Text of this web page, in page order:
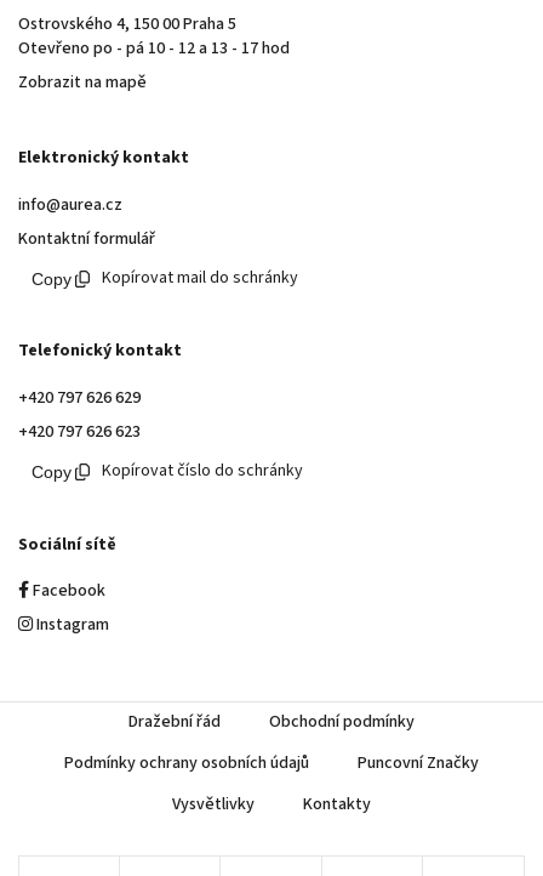
Ostrovského 4, 150 00 Praha 5
Otevřeno po - pá 10 - 12 a 13 - 17 hod
Zobrazit na mapě
Elektronický kontakt
info@aurea.cz
Kontaktní formulář
Kopírovat mail do schránky
Telefonický kontakt
+420 797 626 629
+420 797 626 623
Kopírovat číslo do schránky
Sociální sítě
Facebook
Instagram
Dražební řád
Obchodní podmínky
Podmínky ochrany osobních údajů
Puncovní Značky
Vysvětlivky
Kontakty